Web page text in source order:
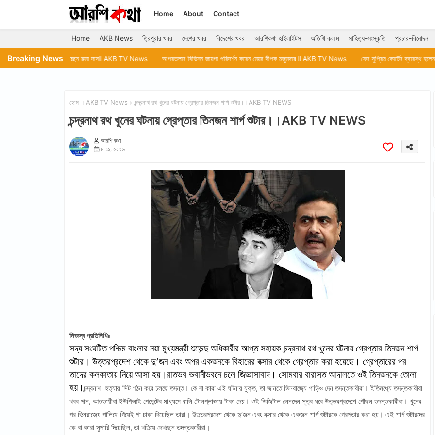
Home About Contact
Home AKB News ত্রিপুরার খবর দেশের খবর বিদেশের খবর আরশিকথা হাইলাইটস অতিথি কলাম সাহিত্য-সংস্কৃতি প্রচার-বিনোদন
Breaking News
কাটাচ্ছেন রুমা দাসll AKB TV News আগরতলার বিভিন্ন জায়গা পরিদর্শন করেন মেয়র দীপক মজুমদার ll AKB TV News ফের সুপ্রিম কোর্টের দ্বারস্থ হলেন সাংসদ অভিষেক
হোম AKB TV News চন্দ্রনাথ রথ খুনের ঘটনায় গ্রেপ্তার তিনজন শার্প শুটার।।AKB TV NEWS
চন্দ্রনাথ রথ খুনের ঘটনায় গ্রেপ্তার তিনজন শার্প শুটার।।AKB TV NEWS
আরশি কথা
মে ১১, ২০২৬
নিজস্ব প্রতিনিধিঃ
সদ্য সংঘটিত পশ্চিম বাংলার নয়া মুখ্যমন্ত্রী শুভেন্দু অধিকারীর আপ্ত সহায়ক চন্দ্রনাথ রথ খুনের ঘটনায় গ্রেপ্তার তিনজন শার্প
শুটার। উত্তরপ্রদেশ থেকে দু’জন এবং অপর একজনকে বিহারের বক্সার থেকে গ্রেপ্তার করা হয়েছে। গ্রেপ্তারের পর
তাদের কলকাতায় নিয়ে আসা হয়।রাতভর ভবানীভবনে চলে জিজ্ঞাসাবাদ। সোমবার বারাসত আদালতে ওই তিনজনকে তোলা
হয়। চন্দ্রনাথ হত্যায় সিট গঠন করে চলছে তদন্ত। কে বা কারা এই ঘটনায় যুক্ত, তা জানতে ভিনরাজ্যে পাড়িও দেন তদন্তকারীরা। ইতিমধ্যে তদন্তকারীরা
খবর পান, আততায়ীরা ইউপিআই পেমেন্টের মাধ্যমে বালি টোলপ্লাজায় টাকা দেয়। ওই ডিজিটাল লেনদেন সূত্র ধরে উত্তরপ্রদেশে পৌঁছন তদন্তকারীরা। খুনের
পর ভিনরাজ্যে পালিয়ে গিয়েই গা ঢাকা দিয়েছিল তারা। উত্তরপ্রদেশ থেকে দু’জন এবং বক্সার থেকে একজন শার্প শুটারকে গ্রেপ্তার করা হয়। এই শার্প শুটারদের
কে বা কারা সুপারি দিয়েছিল, তা খতিয়ে দেখছেন তদন্তকারীরা।